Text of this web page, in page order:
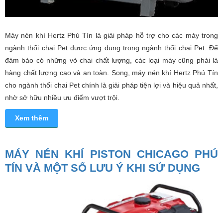
Máy nén khí Hertz Phú Tín là giải pháp hỗ trợ cho các máy trong
ngành thổi chai Pet được ứng dụng trong ngành thổi chai Pet. Để
đảm bảo có những vỏ chai chất lượng, các loại máy cũng phải là
hàng chất lượng cao và an toàn. Song, máy nén khí Hertz Phú Tín
cho ngành thổi chai Pet chính là giải pháp tiện lợi và hiệu quả nhất,
nhờ sở hữu nhiều ưu điểm vượt trội.
Xem thêm
MÁY NÉN KHÍ PISTON CHICAGO PHÚ
TÍN VÀ MỘT SỐ LƯU Ý KHI SỬ DỤNG